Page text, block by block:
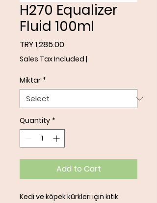
H270 Equalizer
Fluid 100ml
TRY 1,285.00Price
Sales Tax Included |
Miktar *
Quantity *
Add to Cart
Kedi ve köpek kürkleri için kıtık